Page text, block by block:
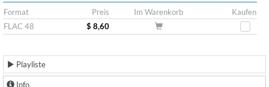
Format Preis Im Warenkorb
Kaufen
FLAC 48
$ 8,60
Playliste
Info